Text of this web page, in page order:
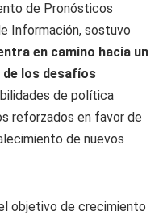
de Pronósticos
Información, sostuvo
en camino hacia un
los desafíos
de política
reforzados en favor de
de nuevos
objetivo de crecimiento